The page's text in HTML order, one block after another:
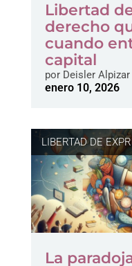
Libertad
derecho
cuando
capital
porDeisler Alpizar
enero 10, 2026
LIBERTAD DE
La